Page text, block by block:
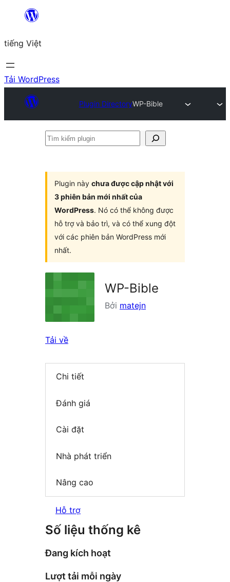
Chuyển
phần
nội
dung
tiếng Việt
Tải WordPress
Plugin DirectoryWP-Bible
Tìm
Plugin này chưa được cập nhật với
3 phiên bản mới nhất của
WordPress. Nó có thể không được
hỗ trợ và bảo trì, và có thể xung đột
với các phiên bản WordPress mới
nhất.
WP-Bible
Bởi matejn
Tải về
Chi tiết
Đánh giá
Cài đặt
Nhà phát triển
Nâng cao
Hỗ trợ
Số liệu thống kê
Đang kích hoạt
Lượt tải mỗi ngày